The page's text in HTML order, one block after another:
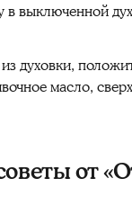
выключенной
духовки,
масло,
от